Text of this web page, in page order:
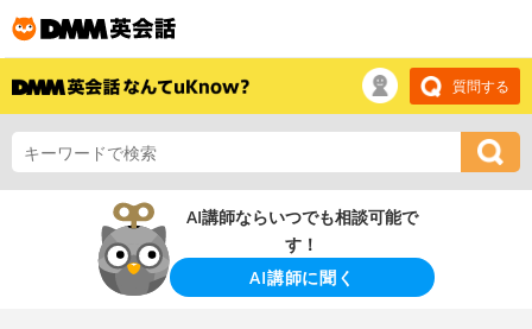
質問する
AI講師ならいつでも相談可能で
す！
AI講師に聞く